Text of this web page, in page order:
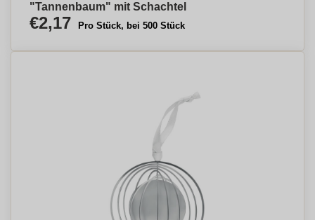
"Tannenbaum" mit Schachtel
€2,17 Pro Stück, bei 500 Stück